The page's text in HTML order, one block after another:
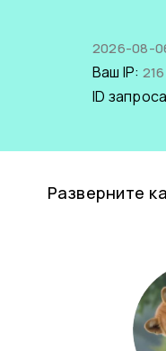
2026-08-
Ваш IP:
ID
Разверните